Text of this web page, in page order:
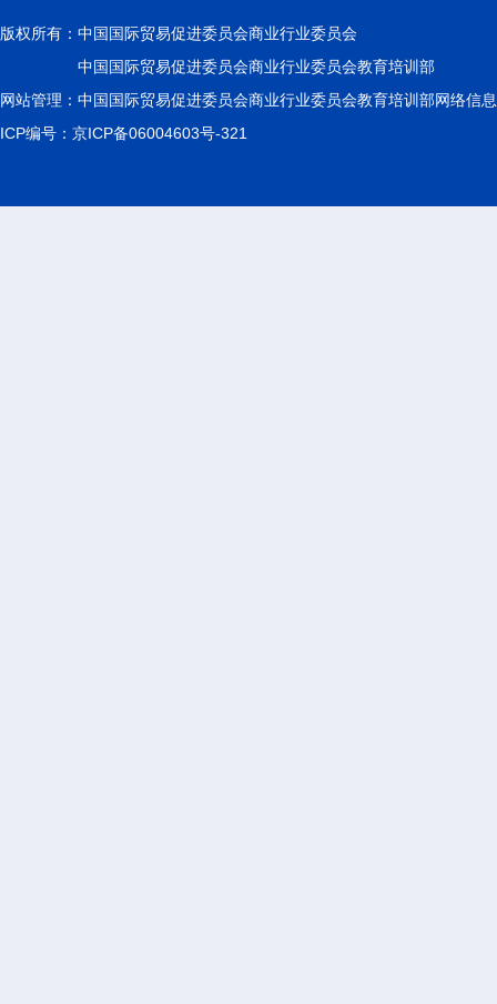
版权所有： 中国国际贸易促进委员会商业行业委员会
中国国际贸易促进委员会商业行业委员会教育培训部
网站管理：中国国际贸易促进委员会商业行业委员会教育培训部网络信
ICP编号：京ICP备06004603号-321